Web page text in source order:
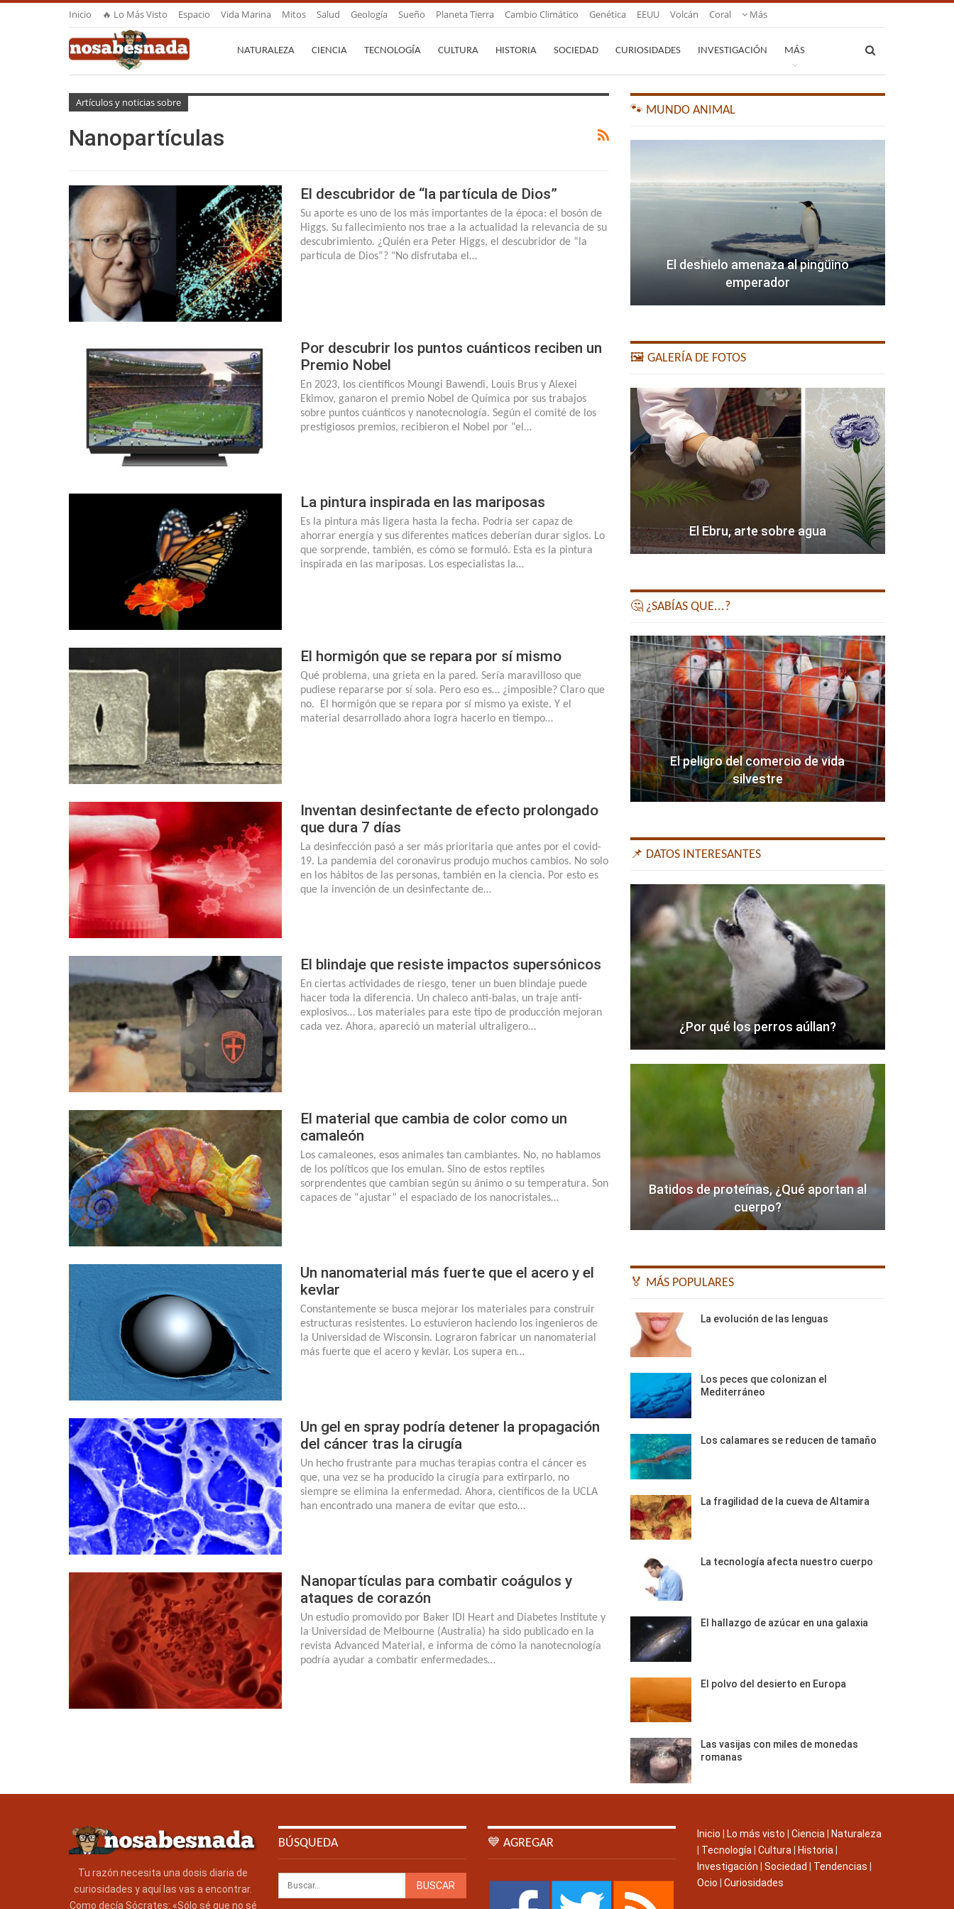
Inicio 🔥 Lo Más Visto Espacio Vida Marina Mitos Salud Geología Sueño Planeta Tierra Cambio Climático Genética EEUU Volcán Coral Más
NATURALEZA CIENCIA TECNOLOGÍA CULTURA HISTORIA SOCIEDAD CURIOSIDADES INVESTIGACIÓN MÁS
Artículos y noticias sobre
Nanopartículas
El descubridor de “la partícula de Dios”
Su aporte es uno de los más importantes de la época: el bosón de
Higgs. Su fallecimiento nos trae a la actualidad la relevancia de su
descubrimiento. ¿Quién era Peter Higgs, el descubridor de “la
partícula de Dios”? "No disfrutaba el…
Por descubrir los puntos cuánticos reciben un
Premio Nobel
En 2023, los científicos Moungi Bawendi, Louis Brus y Alexei
Ekimov, ganaron el premio Nobel de Química por sus trabajos
sobre puntos cuánticos y nanotecnología. Según el comité de los
prestigiosos premios, recibieron el Nobel por “el…
La pintura inspirada en las mariposas
Es la pintura más ligera hasta la fecha. Podría ser capaz de
ahorrar energía y sus diferentes matices deberían durar siglos. Lo
que sorprende, también, es cómo se formuló. Esta es la pintura
inspirada en las mariposas. Los especialistas la…
El hormigón que se repara por sí mismo
Qué problema, una grieta en la pared. Sería maravilloso que
pudiese repararse por sí sola. Pero eso es… ¿imposible? Claro que
no. El hormigón que se repara por sí mismo ya existe. Y el
material desarrollado ahora logra hacerlo en tiempo…
Inventan desinfectante de efecto prolongado
que dura 7 días
La desinfección pasó a ser más prioritaria que antes por el covid-
19. La pandemia del coronavirus produjo muchos cambios. No solo
en los hábitos de las personas, también en la ciencia. Por esto es
que la invención de un desinfectante de…
El blindaje que resiste impactos supersónicos
En ciertas actividades de riesgo, tener un buen blindaje puede
hacer toda la diferencia. Un chaleco anti-balas, un traje anti-
explosivos… Los materiales para este tipo de producción mejoran
cada vez. Ahora, apareció un material ultraligero…
El material que cambia de color como un
camaleón
Los camaleones, esos animales tan cambiantes. No, no hablamos
de los políticos que los emulan. Sino de estos reptiles
sorprendentes que cambian según su ánimo o su temperatura. Son
capaces de “ajustar” el espaciado de los nanocristales…
Un nanomaterial más fuerte que el acero y el
kevlar
Constantemente se busca mejorar los materiales para construir
estructuras resistentes. Lo estuvieron haciendo los ingenieros de
la Universidad de Wisconsin. Lograron fabricar un nanomaterial
más fuerte que el acero y kevlar. Los supera en…
Un gel en spray podría detener la propagación
del cáncer tras la cirugía
Un hecho frustrante para muchas terapias contra el cáncer es
que, una vez se ha producido la cirugía para extirparlo, no
siempre se elimina la enfermedad. Ahora, científicos de la UCLA
han encontrado una manera de evitar que esto…
Nanopartículas para combatir coágulos y
ataques de corazón
Un estudio promovido por Baker IDI Heart and Diabetes Institute y
la Universidad de Melbourne (Australia) ha sido publicado en la
revista Advanced Material, e informa de cómo la nanotecnología
podría ayudar a combatir enfermedades…
🐾 MUNDO ANIMAL
El deshielo amenaza al pingüino
emperador
🖼️ GALERÍA DE FOTOS
El Ebru, arte sobre agua
🤔 ¿SABÍAS QUE...?
El peligro del comercio de vida
silvestre
📌 DATOS INTERESANTES
¿Por qué los perros aúllan?
Batidos de proteínas, ¿Qué aportan al
cuerpo?
🏅 MÁS POPULARES
La evolución de las lenguas
Los peces que colonizan el
Mediterráneo
Los calamares se reducen de tamaño
La fragilidad de la cueva de Altamira
La tecnología afecta nuestro cuerpo
El hallazgo de azúcar en una galaxia
El polvo del desierto en Europa
Las vasijas con miles de monedas
romanas
Tu razón necesita una dosis diaria de
curiosidades y aquí las vas a encontrar.
Como decía Sócrates: «Sólo sé que no sé
BÚSQUEDA 💙 AGREGAR
Inicio Lo más visto Ciencia
Naturaleza
Tecnología Cultura Historia
Investigación
Sociedad Tendencias
Ocio
Curiosidades